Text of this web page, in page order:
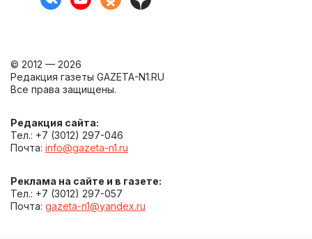
© 2012 — 2026
Редакция газеты GAZETA-N1.RU
Все права защищены.
Редакция сайта:
Тел.: +7 (3012) 297-046
Почта: info@gazeta-n1.ru
Реклама на сайте и в газете:
Тел.: +7 (3012) 297-057
Почта: gazeta-n1@yandex.ru